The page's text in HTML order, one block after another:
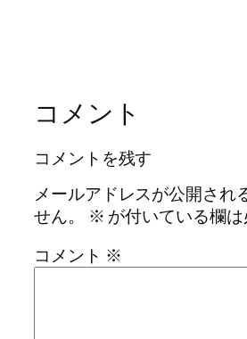
コメント
コメントを残す
メールアドレスが公開され
せん。
※ が付いている欄
コメント ※